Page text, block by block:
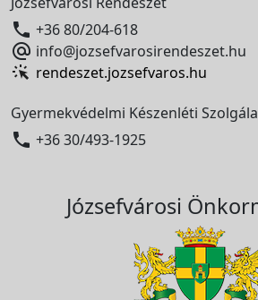
 +36 80/204-618
 info@jozsefvarosirendeszet.hu
rendeszet.jozsefvaros.hu
Gyermekvédelmi Készenléti
 +36 30/493-1925
Józsefvárosi